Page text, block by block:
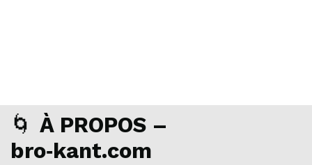
🌀 À PROPOS –
bro‑kant.com